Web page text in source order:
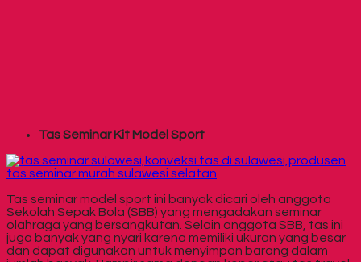
Tas Seminar Kit Model Sport
Tas seminar model sport ini banyak dicari oleh anggota
Sekolah Sepak Bola (SBB) yang mengadakan seminar
olahraga yang bersangkutan. Selain anggota SBB, tas ini
juga banyak yang nyari karena memiliki ukuran yang besar
dan dapat digunakan untuk menyimpan barang dalam